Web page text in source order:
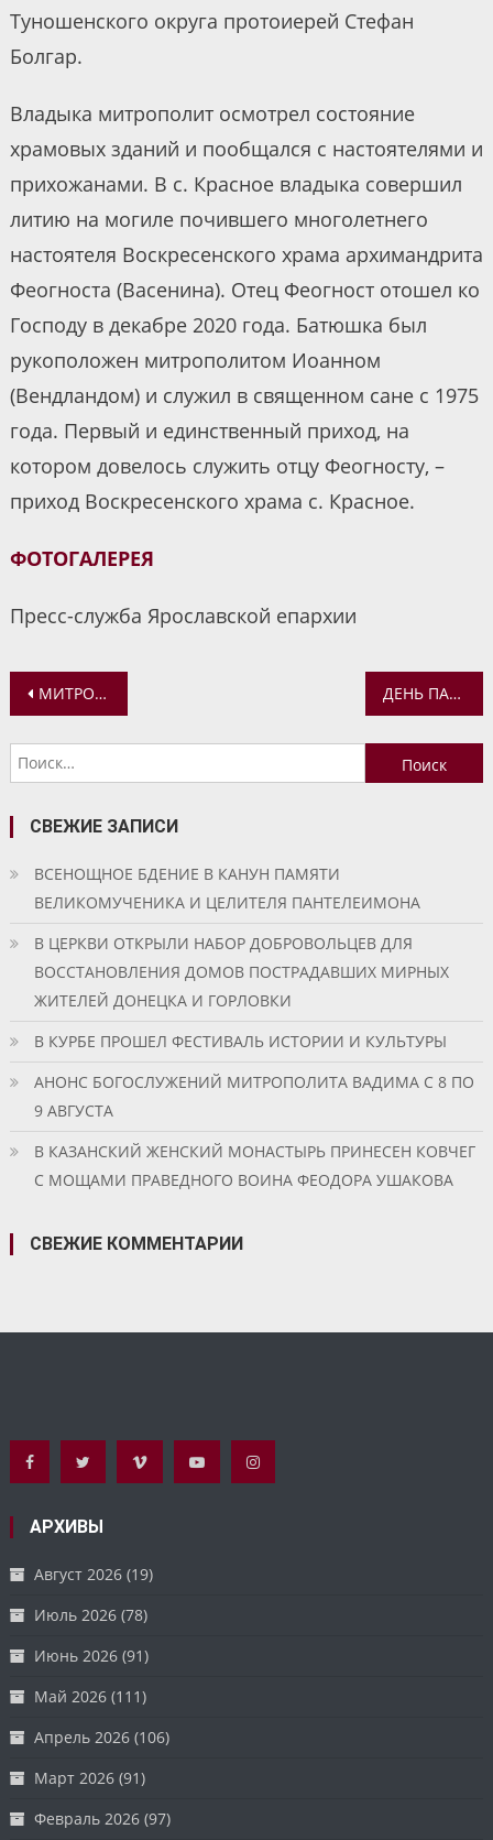
Туношенского округа протоиерей Стефан
Болгар.
Владыка митрополит осмотрел состояние
храмовых зданий и пообщался с настоятелями и
прихожанами. В с. Красное владыка совершил
литию на могиле почившего многолетнего
настоятеля Воскресенского храма архимандрита
Феогноста (Васенина). Отец Феогност отошел ко
Господу в декабре 2020 года. Батюшка был
рукоположен митрополитом Иоанном
(Вендландом) и служил в священном сане с 1975
года. Первый и единственный приход, на
котором довелось служить отцу Феогносту, –
приход Воскресенского храма с. Красное.
ФОТОГАЛЕРЕЯ
Пресс-служба Ярославской епархии
Навигация
по
записям
МИТРОПОЛИТ ВАДИМ ПОСЕТИЛ ХРАМЫ В СЕЛАХ НОВЛЕНСКОЕ, МИХАЙЛОВСКОЕ, КОЗЬМОДЕМЬЯНСК, СОЛОНЕЦ И ВЫСОКО ДЕНЬ ПАМЯТИ ПЕРВОВЕРХОВНЫХ АПОСТОЛОВ ПЕТРА И ПАВЛА
Найти:
СВЕЖИЕ ЗАПИСИ
ВСЕНОЩНОЕ БДЕНИЕ В КАНУН ПАМЯТИ
ВЕЛИКОМУЧЕНИКА И ЦЕЛИТЕЛЯ ПАНТЕЛЕИМОНА
В ЦЕРКВИ ОТКРЫЛИ НАБОР ДОБРОВОЛЬЦЕВ ДЛЯ
ВОССТАНОВЛЕНИЯ ДОМОВ ПОСТРАДАВШИХ МИРНЫХ
ЖИТЕЛЕЙ ДОНЕЦКА И ГОРЛОВКИ
В КУРБЕ ПРОШЕЛ ФЕСТИВАЛЬ ИСТОРИИ И КУЛЬТУРЫ
АНОНС БОГОСЛУЖЕНИЙ МИТРОПОЛИТА ВАДИМА С 8 ПО
9 АВГУСТА
В КАЗАНСКИЙ ЖЕНСКИЙ МОНАСТЫРЬ ПРИНЕСЕН КОВЧЕГ
С МОЩАМИ ПРАВЕДНОГО ВОИНА ФЕОДОРА УШАКОВА
СВЕЖИЕ КОММЕНТАРИИ
АРХИВЫ
Август 2026 (19)
Июль 2026 (78)
Июнь 2026 (91)
Май 2026 (111)
Апрель 2026 (106)
Март 2026 (91)
Февраль 2026 (97)